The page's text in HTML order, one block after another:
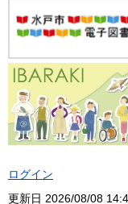
更新日 2026/08/08
ログイン